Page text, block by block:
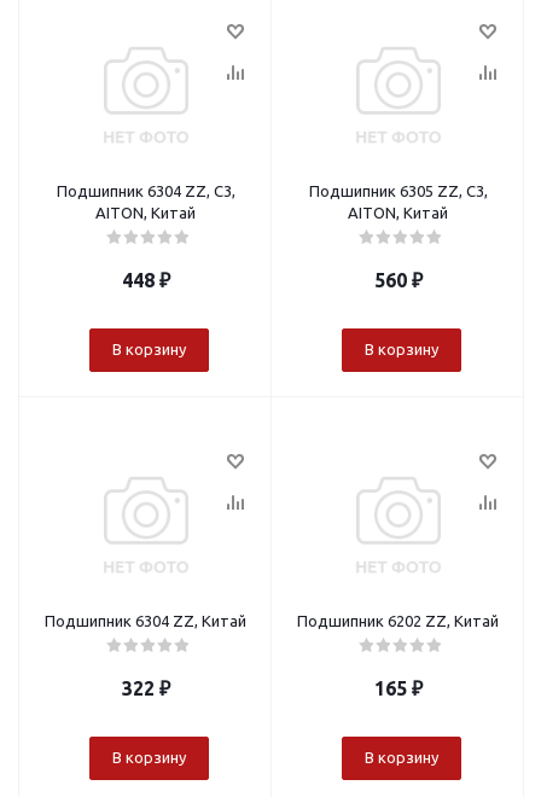
Подшипник 6304 ZZ, C3,
AITON, Китай
448₽
В корзину
Подшипник 6305 ZZ, C3,
AITON, Китай
560₽
В корзину
Подшипник 6304 ZZ, Китай
322 ₽
В корзину
Подшипник 6202 ZZ, Китай
165₽
В корзину